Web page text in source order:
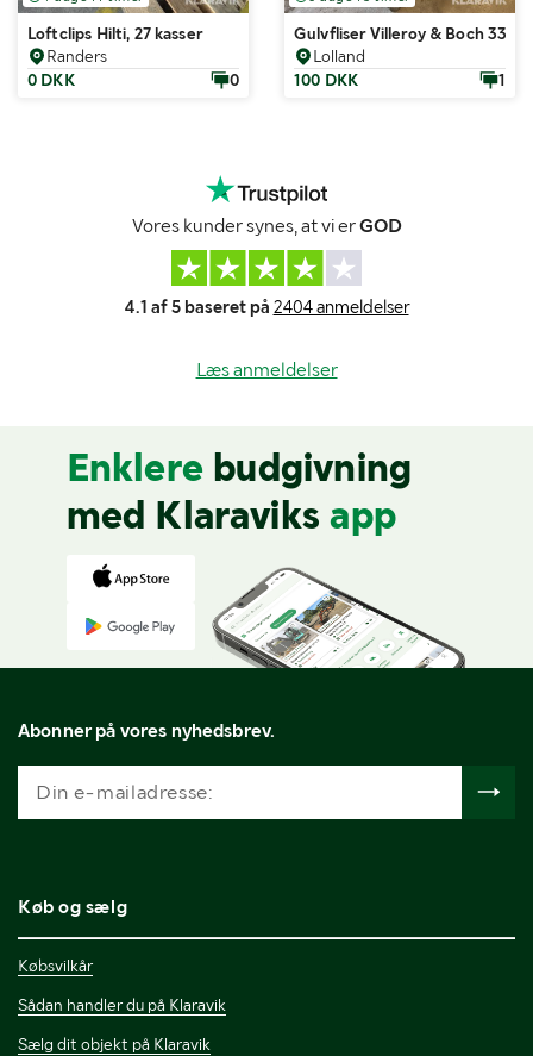
Loftclips Hilti, 27 kasser
Randers
0 DKK
0
Gulvfliser Villeroy & Boch 3347
Lolland
100 DKK
1
Vores kunder synes, at vi erGOD
4.1 af 5 baseret på 2404 anmeldelser
Læs anmeldelser
Enklere budgivning
med Klaraviks app
Abonner på vores nyhedsbrev.
Køb og sælg
Købsvilkår
Sådan handler du på Klaravik
Sælg dit objekt på Klaravik